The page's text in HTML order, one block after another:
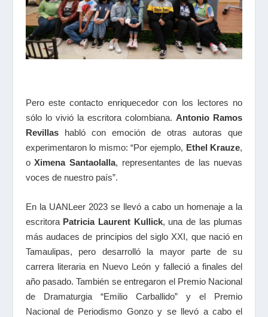
Pero este contacto enriquecedor con los lectores no
sólo lo vivió la escritora colombiana.Antonio Ramos
Revillashabló con emoción de otras autoras que
experimentaron lo mismo: “Por ejemplo, Ethel Krauze,
oXimena Santaolalla, representantes de las nuevas
voces de nuestro país”.
En la UANLeer 2023 se llevó a cabo un homenaje a la
escritora Patricia Laurent Kullick, una de las plumas
más audaces de principios del siglo XXI, que nació en
Tamaulipas, pero desarrolló la mayor parte de su
carrera literaria en Nuevo León y falleció a finales del
año pasado. También se entregaron el Premio Nacional
de Dramaturgia “Emilio Carballido” y el Premio
Nacional de Periodismo Gonzo y se llevó a cabo el